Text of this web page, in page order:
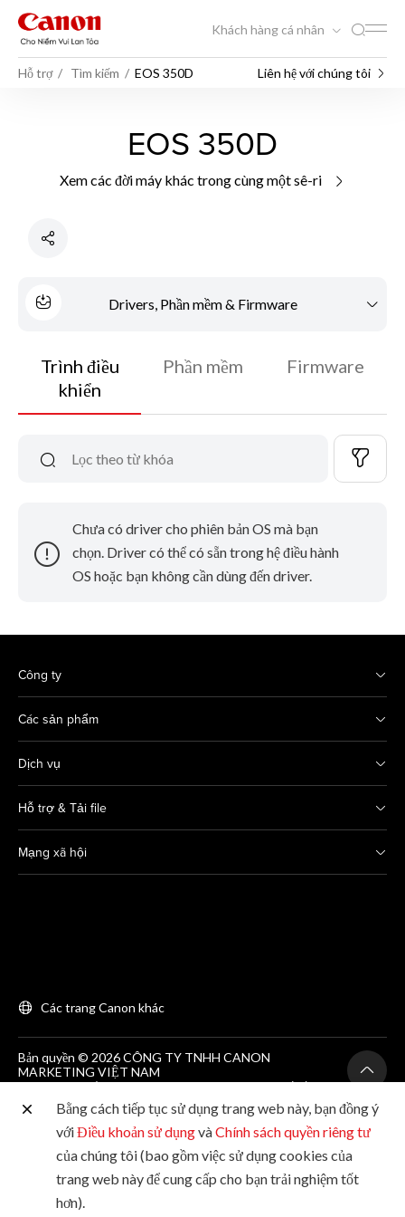
Khách hàng cá nhân
Hỗ trợ Tìm kiếm EOS 350D Liên hệ với chúng tôi
EOS 350D
Xem các đời máy khác trong cùng một sê-ri
Drivers, Phần mềm & Firmware
Trình điều
khiển
Phần mềm Firmware
Chưa có driver cho phiên bản OS mà bạn
chọn. Driver có thể có sẵn trong hệ điều hành
OS hoặc bạn không cần dùng đến driver.
Công ty
Các sản phẩm
Dịch vụ
Hỗ trợ & Tải file
Mạng xã hội
Các trang Canon khác
Bản quyền © 2026 CÔNG TY TNHH CANON
MARKETING VIỆT NAM
GCNĐKDN số 0311869297, do SKH&DT HCM cấp lần
đầu ngày 25/06/2012
Phòng 203, Tầng 2, Tòa nhà Zen Plaza, 54-56 Nguyễn
Trãi, Quận 1, Thành phố Hồ Chí Minh. Tel: (+84-28)
Bằng cách tiếp tục sử dụng trang web này, bạn đồng ý
vớiĐiều khoản sử dụngvàChính sách quyền riêng tư
của chúng tôi (bao gồm việc sử dụng cookies của
trang web này để cung cấp cho bạn trải nghiệm tốt
hơn).